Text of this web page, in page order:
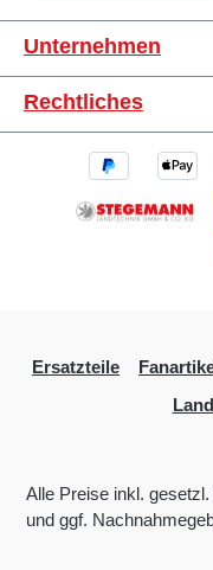
Unternehmen
Rechtliches
Ersatzteile
Alle Preise inkl.
und ggf.